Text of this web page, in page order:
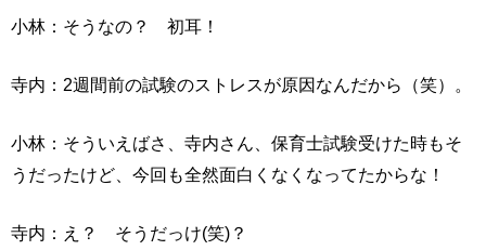
小林：そうなの？ 初耳！
寺内：2週間前の試験のストレスが原因なんだから（笑）。
小林：そういえばさ、寺内さん、保育士試験受けた時もそ
うだったけど、今回も全然面白くなくなってたからな！
寺内：え？ そうだっけ(笑)？